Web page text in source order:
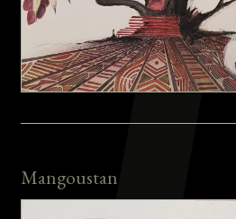
Mangoustan